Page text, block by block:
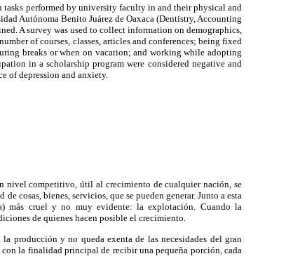
performed by university faculty in and their physical and
Autónoma Benito Juárez de Oaxaca (Dentistry, Accounting
A survey was used to collect information on demographics,
of courses, classes, articles and conferences; being fixed
breaks or when on vacation; and working while adopting
in a scholarship program were considered negative and
of depression and anxiety.
nivel competitivo, útil al crecimiento de cualquier nación, se
cosas, bienes, servicios, que se pueden generar. Junto a esta
más cruel y no muy evidente: la explotación. Cuando la
de quienes hacen posible el crecimiento.
producción y no queda exenta de las necesidades del gran
la finalidad principal de recibir una pequeña porción, cada